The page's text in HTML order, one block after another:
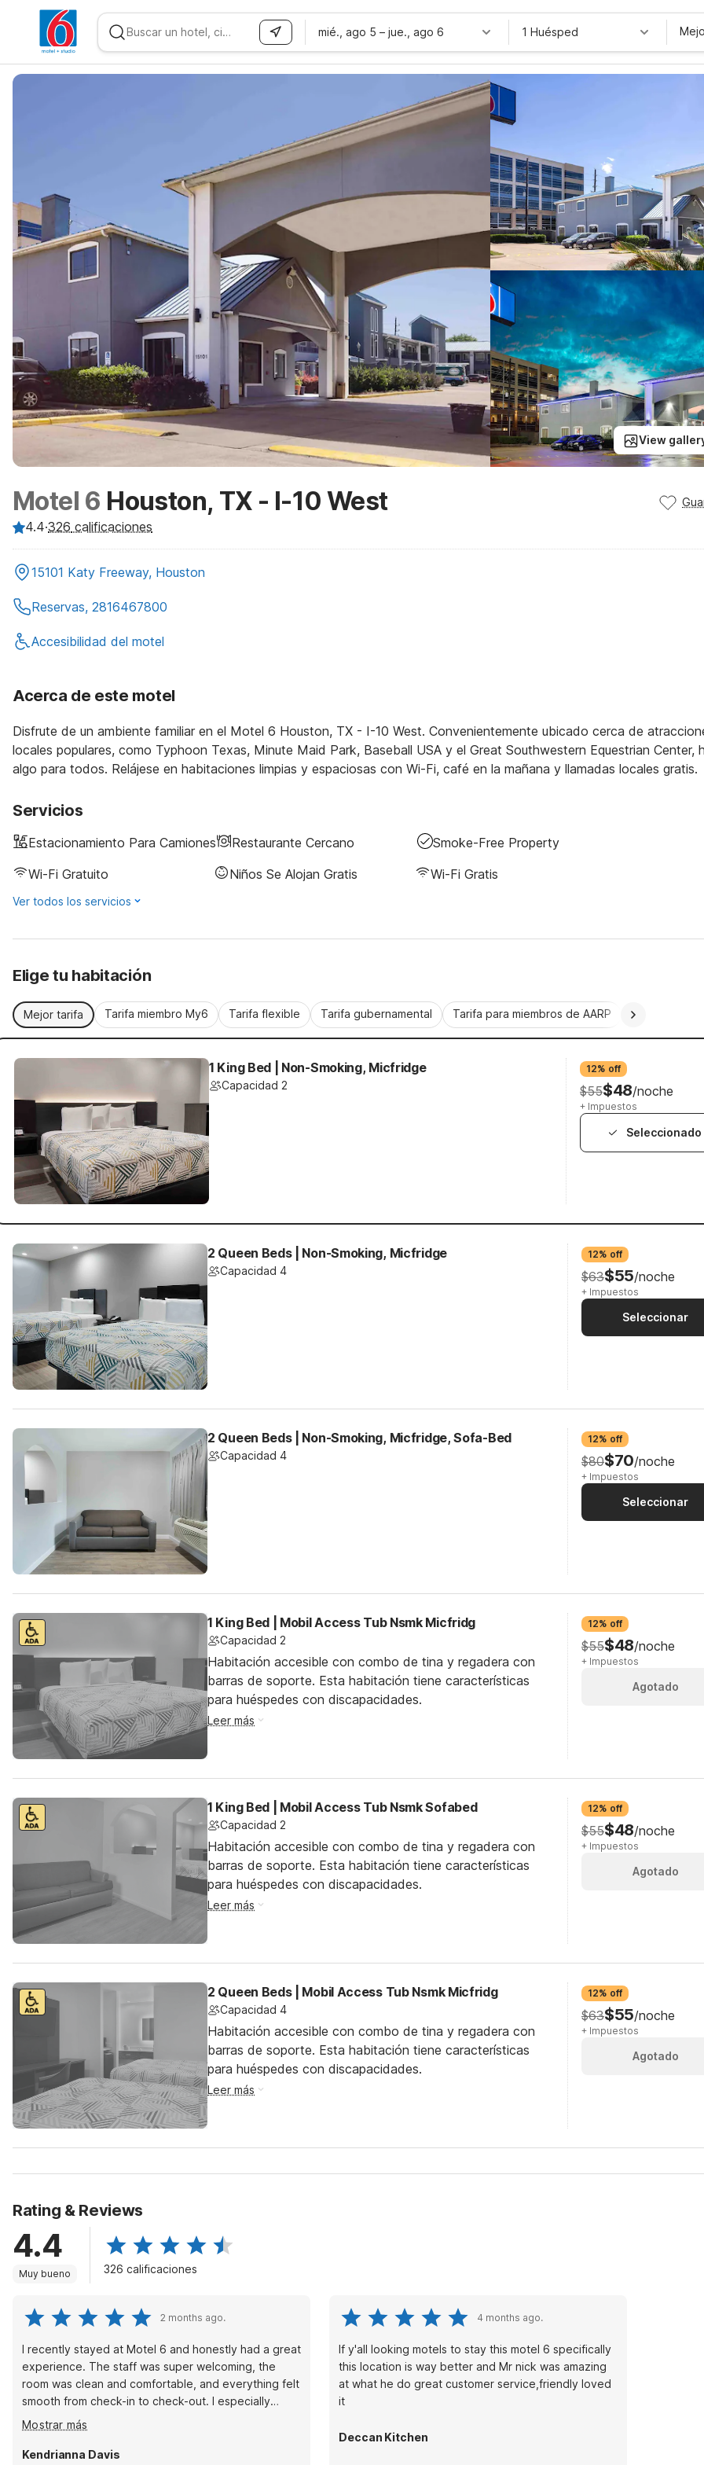
mié., ago 5 – jue., ago 6 1 Huésped
View
Motel 6 Houston, TX - I-10 West
4.4·326 calificaciones
15101 Katy Freeway, Houston
Reservas, 2816467800
Accesibilidad del motel
Acerca de este motel
Disfrute de un ambiente familiar en el Motel 6 Houston, TX - I-10 West. Convenientemente ubicado cerca de
locales populares, como Typhoon Texas, Minute Maid Park, Baseball USA y el Great Southwestern Equestrian Center,
algo para todos. Relájese en habitaciones limpias y espaciosas con Wi-Fi, café en la mañana y llamadas locales gratis.
Servicios
Estacionamiento Para Camiones Restaurante Cercano
Smoke-Free Property
Wi-Fi Gratuito
Niños Se Alojan Gratis Wi-Fi Gratis
Ver todos los servicios
Elige tu habitación
Mejor tarifa Tarifa miembro My6 Tarifa flexible Tarifa gubernamental Tarifa para miembros de AARP
1 King Bed | Non-Smoking, Micfridge
Capacidad 2
12% off
$55$48/noche
+ Impuestos
Seleccionado
2 Queen Beds | Non-Smoking, Micfridge
Capacidad 4
12% off
$63$55/noche
+ Impuestos
Seleccionar
2 Queen Beds | Non-Smoking, Micfridge, Sofa-Bed
Capacidad 4
12% off
$80$70/noche
+ Impuestos
Seleccionar
1 King Bed | Mobil Access Tub Nsmk Micfridg
Capacidad 2
Habitación accesible con combo de tina y regadera con
barras de soporte. Esta habitación tiene características
para huéspedes con discapacidades.
Leer más
12% off
$55$48/noche
+ Impuestos
Agotado
1 King Bed | Mobil Access Tub Nsmk Sofabed
Capacidad 2
Habitación accesible con combo de tina y regadera con
barras de soporte. Esta habitación tiene características
para huéspedes con discapacidades.
Leer más
12% off
$55$48/noche
+ Impuestos
Agotado
2 Queen Beds | Mobil Access Tub Nsmk Micfridg
Capacidad 4
Habitación accesible con combo de tina y regadera con
barras de soporte. Esta habitación tiene características
para huéspedes con discapacidades.
Leer más
12% off
$63$55/noche
+ Impuestos
Agotado
Rating & Reviews
4.4
Muy bueno 326 calificaciones
2 months ago.
I recently stayed at Motel 6 and honestly had a great
experience. The staff was super welcoming, the
room was clean and comfortable, and everything felt
smooth from check-in to check-out. I especially
appreciated how attentive and professional
everyone was during my stay. It made the trip a lot
less stressful. I’ll definitely recommend this hotel to
Mostrar más
Kendrianna Davis
4 months ago.
If y'all looking motels to stay this motel 6 specifically
this location is way better and Mr nick was amazing
at what he do great customer service,friendly loved
it
Deccan Kitchen